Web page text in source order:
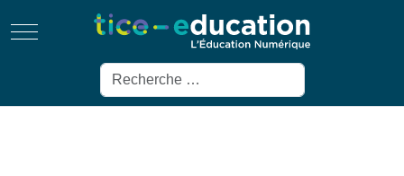
Mobile Menu Toggle
Rechercher